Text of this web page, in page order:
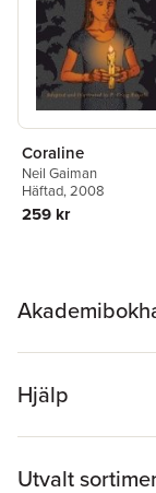
Coraline
Neil Gaiman
Häftad, 2008
259 kr
Hjälp
Utvalt